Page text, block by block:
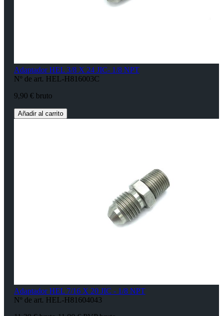
Adaptador HEL 3/8 X 24 JIC- 1/8 NPT
Nº de art. HEL-H816003C
9,90 € bruto
Añadir al carrito
Adaptador HEL 7/16 X 20 JIC - 1/8 NPT
Nº de art. HEL-H81604043